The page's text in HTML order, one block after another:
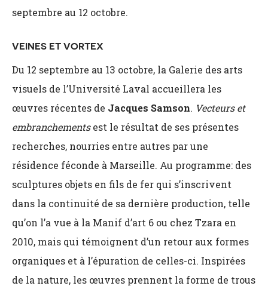
septembre au 12 octobre.
VEINES ET VORTEX
Du 12 septembre au 13 octobre, la Galerie des arts
visuels de l’Université Laval accueillera les
œuvres récentes de Jacques Samson. Vecteurs et
embranchementsest le résultat de ses présentes
recherches, nourries entre autres par une
résidence féconde à Marseille. Au programme: des
sculptures objets en fils de fer qui s’inscrivent
dans la continuité de sa dernière production, telle
qu’on l’a vue à la Manif d’art 6 ou chez Tzara en
2010, mais qui témoignent d’un retour aux formes
organiques et à l’épuration de celles-ci. Inspirées
de la nature, les œuvres prennent la forme de trous